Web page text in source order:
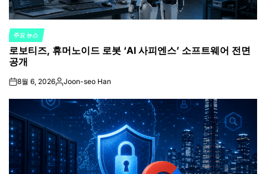
POSTED
IN
주요 뉴스
로보티즈, 휴머노이드 로봇 ‘AI 사피엔스’ 소프트웨어 전면
공개
on8월 6, 2026Posted
Joon-seo Han